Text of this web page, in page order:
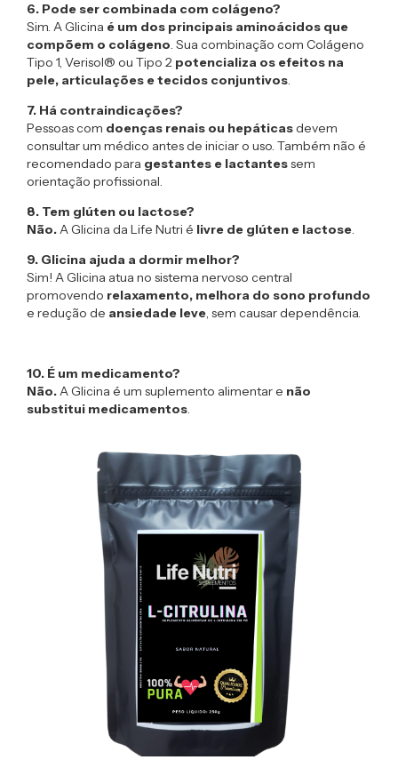
6. Pode ser combinada com colágeno?
Sim. A Glicina é um dos principais aminoácidos que
compõem o colágeno. Sua combinação com Colágeno
Tipo 1, Verisol® ou Tipo 2 potencializa os efeitos na
pele, articulações e tecidos conjuntivos.
7. Há contraindicações?
Pessoas com doenças renais ou hepáticasdevem
consultar um médico antes de iniciar o uso. Também não é
recomendado para gestantes e lactantessem
orientação profissional.
8. Tem glúten ou lactose?
Não.A Glicina da Life Nutri é livre de glúten e lactose.
9. Glicina ajuda a dormir melhor?
Sim! A Glicina atua no sistema nervoso central
promovendo relaxamento, melhora do sono profundo
e redução de ansiedade leve, sem causar dependência.
10. É um medicamento?
Não.A Glicina é um suplemento alimentar e não
substitui medicamentos.